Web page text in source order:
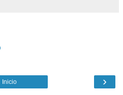
›
Inicio